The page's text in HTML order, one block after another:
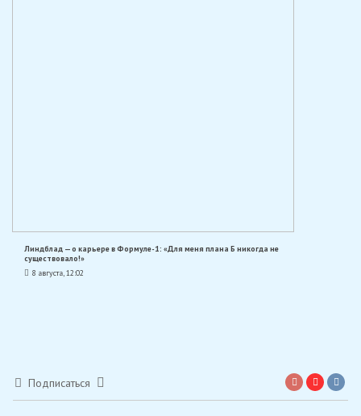
Линдблад — о карьере в Формуле-1: «Для меня плана Б никогда не
существовало!»
8 августа, 12:02
Подписаться